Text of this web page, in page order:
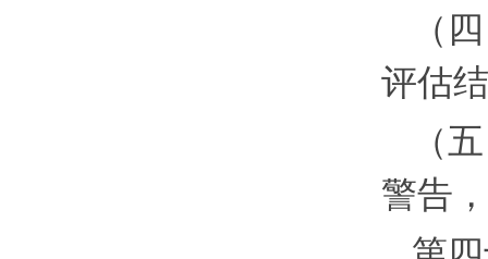
（
评估
（
警告